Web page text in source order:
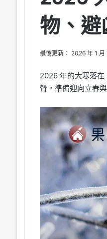
物、
最後更新： 2026 年 1 月
2026 年的大寒落在
聲，準備迎向立春